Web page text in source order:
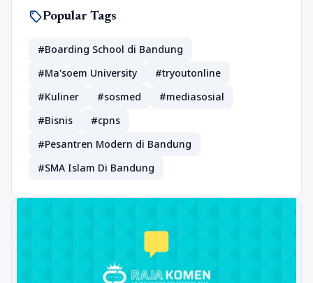
sellPopular Tags
#Boarding School di Bandung
#Ma'soem University
#tryoutonline
#Kuliner
#sosmed
#mediasosial
#Bisnis
#cpns
#Pesantren Modern di Bandung
#SMA Islam Di Bandung